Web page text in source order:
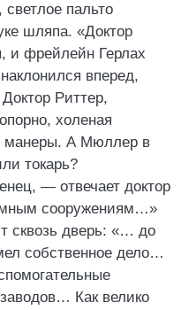
пальто
шляпа. «Доктор
и фрейлейн Герлах
вперед,
Риттер,
холеная
манеры. А Мюллер в
токарь?
— отвечает доктор
сооружениям…»
сквозь дверь: «… до
собственное дело…
Как велико